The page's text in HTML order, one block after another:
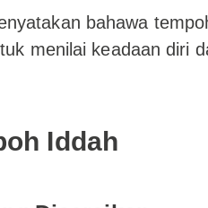
bahawa
menilai keadaan diri
Iddah